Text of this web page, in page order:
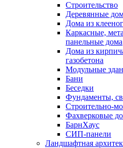
Строительство
Деревянные
Дома из
Каркасные,
панельные дома
Дома из
газобетона
Модульные
Бани
Беседки
Фундаменты,
Строительно-
Фахверковые
БарнХаус
СИП-панели
Ландшафтная